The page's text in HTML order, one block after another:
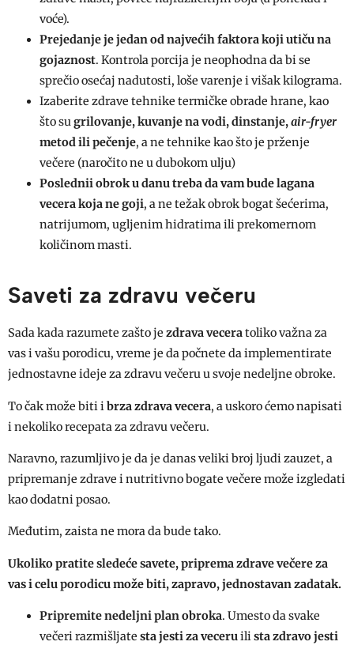
voće).
Prejedanje je jedan od najvećih faktora koji utiču na
gojaznost. Kontrola porcija je neophodna da bi se
sprečio osećaj nadutosti, loše varenje i višak kilograma.
Izaberite zdrave tehnike termičke obrade hrane, kao
što sugrilovanje, kuvanje na vodi, dinstanje,air-fryer
metod ili pečenje, a ne tehnike kao što je prženje
večere (naročito ne u dubokom ulju)
Poslednii obrok u danu treba da vam bude lagana
vecera koja ne goji, a ne težak obrok bogat šećerima,
natrijumom, ugljenim hidratima ili prekomernom
količinom masti.
Saveti za zdravu večeru
Sada kada razumete zašto je zdrava veceratoliko važna za
vas i vašu porodicu, vreme je da počnete da implementirate
jednostavne ideje za zdravu večeru u svoje nedeljne obroke.
To čak može biti i brza zdrava vecera, a uskoro ćemo napisati
i nekoliko recepata za zdravu večeru.
Naravno, razumljivo je da je danas veliki broj ljudi zauzet, a
pripremanje zdrave i nutritivno bogate večere može izgledati
kao dodatni posao.
Međutim, zaista ne mora da bude tako.
Ukoliko pratite sledeće savete, priprema zdrave večere za
vas i celu porodicu može biti, zapravo, jednostavan zadatak.
Pripremite nedeljni plan obroka. Umesto da svake
večeri razmišljate sta jesti za veceruilista zdravo jesti